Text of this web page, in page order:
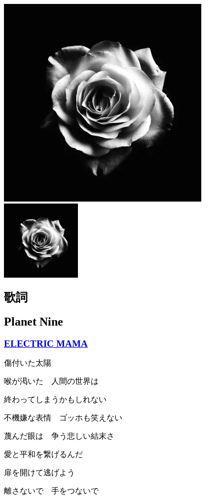
歌詞
Planet Nine
ELECTRIC MAMA
傷付いた太陽
喉が渇いた 人間の世界は
終わってしまうかもしれない
不機嫌な表情 ゴッホも笑えない
蔑んだ眼は 争う悲しい結末さ
愛と平和を繋げるんだ
扉を開けて逃げよう
離さないで 手をつないで